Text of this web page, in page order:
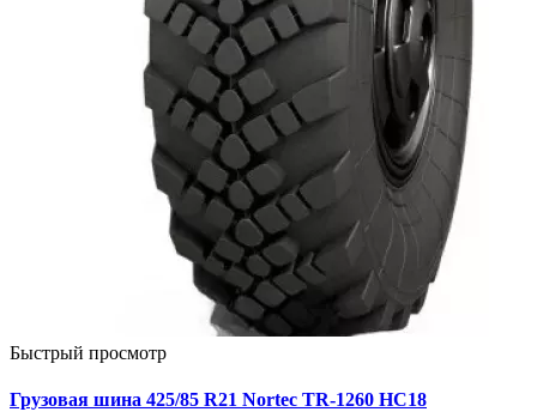
Быстрый просмотр
Грузовая шина 425/85 R21 Nortec TR-1260 НС18